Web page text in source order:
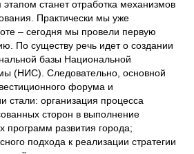
станет отработка механизмов
Практически мы уже
– сегодня мы провели первую
По существу речь идет о создании
базы Национальной
(НИС). Следовательно, основной
форума и
стали: организация процесса
сторон в выполнение
программ развития города;
подхода к реализации стратегии